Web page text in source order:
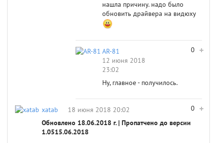
нашла причину. надо было
обновить драйвера на видюху
0
AR-81
12 июня 2018
23:02
Ну, главное - получилось.
0
xatab
18 июня 2018 20:02
Обновлено 18.06.2018 г. | Пропатчено до версии
1.0515.06.2018